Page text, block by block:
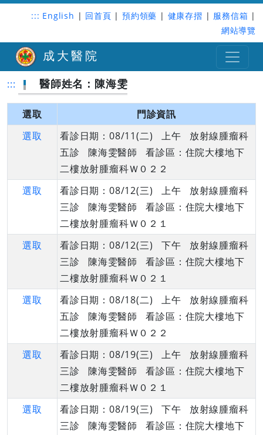
::: English | 回首頁 | 預約領藥 | 健康存摺 | 服務信箱 |
網站導覽
成大醫院
::: 醫師姓名：陳海雯
選取
門診資訊
選取
看診日期：08/11(二) 上午 放射線腫瘤科
五診 陳海雯醫師 看診區：住院大樓地下
二樓放射腫瘤科Ｗ０２２
選取
看診日期：08/12(三) 上午 放射線腫瘤科
三診 陳海雯醫師 看診區：住院大樓地下
二樓放射腫瘤科Ｗ０２１
選取
看診日期：08/12(三) 下午 放射線腫瘤科
三診 陳海雯醫師 看診區：住院大樓地下
二樓放射腫瘤科Ｗ０２１
選取
看診日期：08/18(二) 上午 放射線腫瘤科
五診 陳海雯醫師 看診區：住院大樓地下
二樓放射腫瘤科Ｗ０２２
選取
看診日期：08/19(三) 上午 放射線腫瘤科
三診 陳海雯醫師 看診區：住院大樓地下
二樓放射腫瘤科Ｗ０２１
選取
看診日期：08/19(三) 下午 放射線腫瘤科
三診 陳海雯醫師 看診區：住院大樓地下